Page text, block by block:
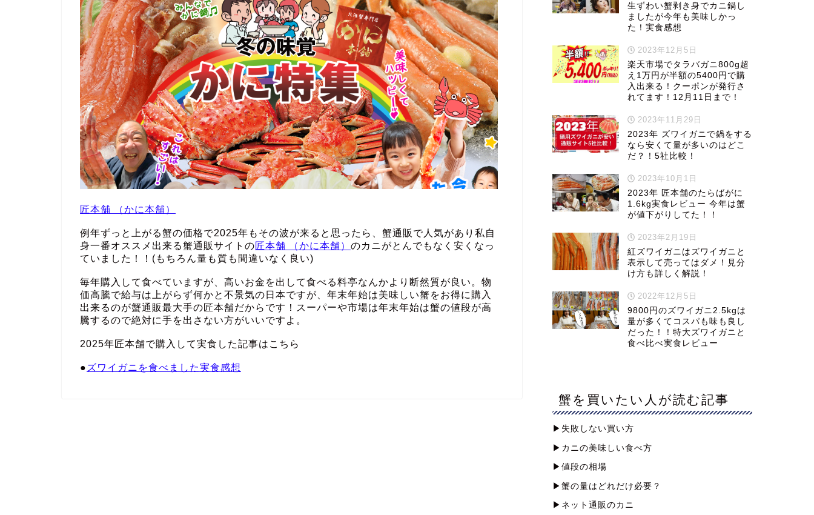
匠本舗 （かに本舗）
例年ずっと上がる蟹の価格で2025年もその波が来ると思ったら、蟹通販で人気があり私自
身一番オススメ出来る蟹通販サイトの匠本舗 （かに本舗） のカニがとんでもなく安くなっ
ていました！！(もちろん量も質も間違いなく良い)
毎年購入して食べていますが、高いお金を出して食べる料亭なんかより断然質が良い。物
価高騰で給与は上がらず何かと不景気の日本ですが、年末年始は美味しい蟹をお得に購入
出来るのが蟹通販最大手の匠本舗だからです！スーパーや市場は年末年始は蟹の値段が高
騰するので絶対に手を出さない方がいいですよ。
2025年匠本舗で購入して実食した記事はこちら
● ズワイガニを食べました実食感想
生ずわい蟹剥き身でカニ鍋し
ましたが今年も美味しかっ
た！実食感想
2023年12月5日
楽天市場でタラバガニ800g超
え1万円が半額の5400円で購
入出来る！クーポンが発行さ
れてます！12月11日まで！
2023年11月29日
2023年 ズワイガニで鍋をする
なら安くて量が多いのはどこ
だ？！5社比較！
2023年10月1日
2023年 匠本舗のたらばがに
1.6kg実食レビュー 今年は蟹
が値下がりしてた！！
2023年2月19日
紅ズワイガニはズワイガニと
表示して売ってはダメ！見分
け方も詳しく解説！
2022年12月5日
9800円のズワイガニ2.5kgは
量が多くてコスパも味も良し
だった！！特大ズワイガニと
食べ比べ実食レビュー
蟹を買いたい人が読む記事
▶︎失敗しない買い方
▶︎カニの美味しい食べ方
▶︎値段の相場
▶︎蟹の量はどれだけ必要？
▶︎ネット通販のカニ